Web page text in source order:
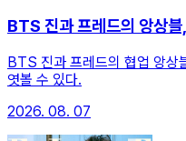
BTS 진과 프레드의 앙상
BTS 진과 프레드의 협업 앙상
엿볼 수 있다.
2026. 08. 07